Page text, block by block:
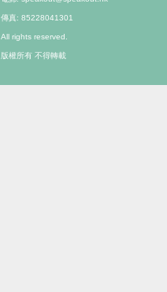
傳真: 85228041301
All rights reserved.
版權所有 不得轉載